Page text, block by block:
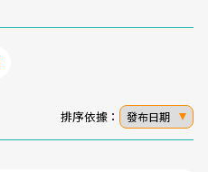
排序依據： 發布日期